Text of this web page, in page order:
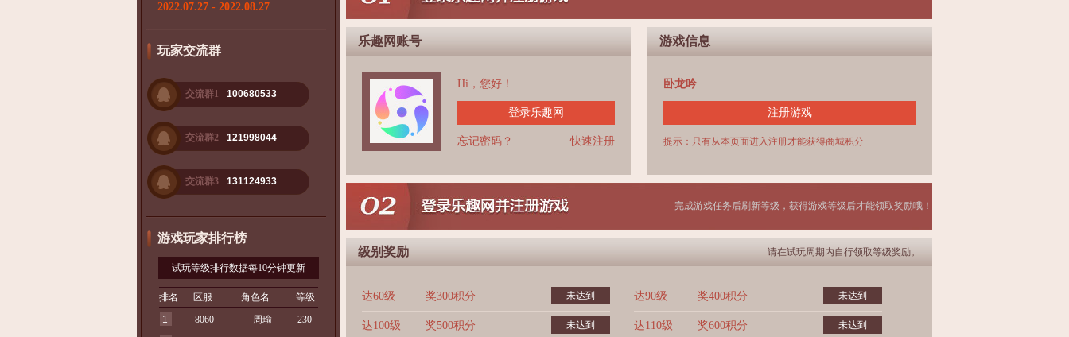
2022.07.27 - 2022.08.27
玩家交流群
交流群1 100680533
交流群2 121998044
交流群3 131124933
游戏玩家排行榜
试玩等级排行数据每10分钟更新
排名 区服 角色名
等级
1
8060 周瑜 230
乐趣网账号
Hi，您好！
登录乐趣网
快速注册
忘记密码？
游戏信息
卧龙吟
注册游戏
提示：只有从本页面进入注册才能获得商城积分
完成游戏任务后刷新等级，获得游戏等级后才能领取奖励哦！
级别奖励 请在试玩周期内自行领取等级奖励。
达60级 奖300积分 未达到 达90级 奖400积分 未达到
达100级 奖500积分 未达到 达110级 奖600积分 未达到